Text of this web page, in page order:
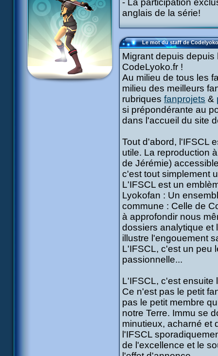
- La participation
anglais de la série!
Le mot du staff de
Migrant depuis
CodeLyoko.fr !
Au milieu de tous les
milieu des meilleurs
rubriques fanprojets &
si prépondérante au
dans l'accueil du site
Tout d'abord, l'IFSCL
utile. La reproduction
de Jérémie)
c'est tout simplement
L'IFSCL est un
Lyokofan : Un
commune : Celle de
à approfondir nous
dossiers analytique et
illustre l'engouement
L'IFSCL, c'est un peu
passionnelle...
L'IFSCL, c'est ensuite
Ce n'est pas le petit
pas le petit membre
notre Terre. Immu se
minutieux, acharné et
l'IFSCL
de l'excellence et le